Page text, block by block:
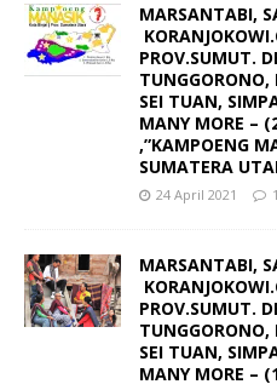
MARSANTABI,
PROV.SUMUT.
TUNGGORONO,
SEI TUAN,
MANY MORE –
,”KAMPOENG
SUMATERA
24 April 2021
MARSANTABI,
PROV.SUMUT.
TUNGGORONO,
SEI TUAN,
MANY MORE –